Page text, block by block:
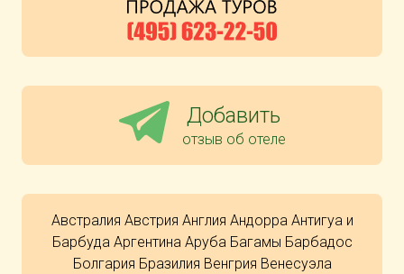
Добавить
отзыв об отеле
Австралия Австрия Англия Андорра Антигуа и
Барбуда Аргентина Аруба Багамы Барбадос
Болгария Бразилия Венгрия Венесуэла